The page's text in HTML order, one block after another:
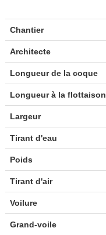
Chantier
Architecte
Longueur de la coque
Longueur à la flottaison
Largeur
Tirant d'eau
Poids
Tirant d'air
Voilure
Grand-voile